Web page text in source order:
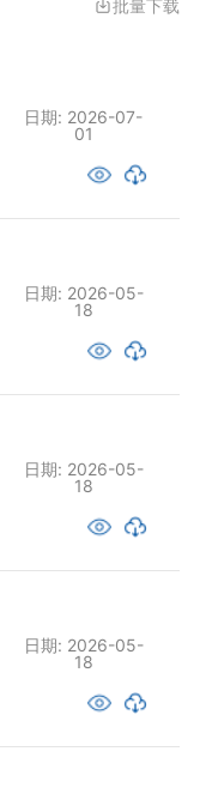
批量下载
日期: 2026-07-
01
日期: 2026-05-
18
日期: 2026-05-
18
日期: 2026-05-
18